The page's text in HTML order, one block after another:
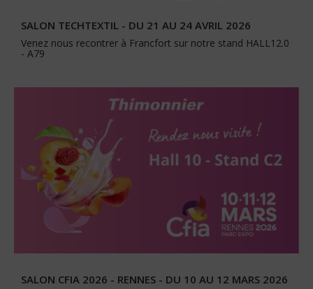
SALON TECHTEXTIL - DU 21 AU 24 AVRIL 2026
Venez nous recontrer à Francfort sur notre stand HALL12.0
- A79
SALON CFIA 2026 - RENNES - DU 10 AU 12 MARS 2026